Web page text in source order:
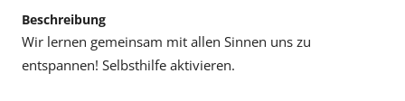
Beschreibung
Wir lernen gemeinsam mit allen Sinnen uns zu
entspannen! Selbsthilfe aktivieren.